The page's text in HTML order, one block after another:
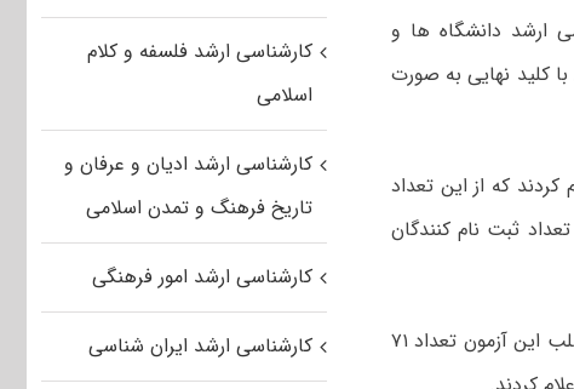
ارشد دانشگاه ها و
کلید نهایی به صورت
۸۷۸ هزار و ۲۵۳ داوطلب ثبت نام کردند که از این تعداد
آمار نسبت به تعداد ثبت نام کنندگان
مشاور عالی سازمان سنجش آموزش کشور گفت: از تعداد ۸۷۸ هزار و ۲۵۳ داوطلب این آزمون تعداد ۷۱
کارشناسی ارشد فلسفه و کلام
اسلامی
کارشناسی ارشد ادیان و عرفان و
تاریخ فرهنگ و تمدن اسلامی
کارشناسی ارشد امور فرهنگی
کارشناسی ارشد ایران شناسی